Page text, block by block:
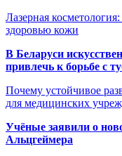
Лазерная
здоровью кожи
В Беларуси
привлечь к борьбе с
Почему устойчивое
для медицинских
Учёные заявили о
Альцгеймера